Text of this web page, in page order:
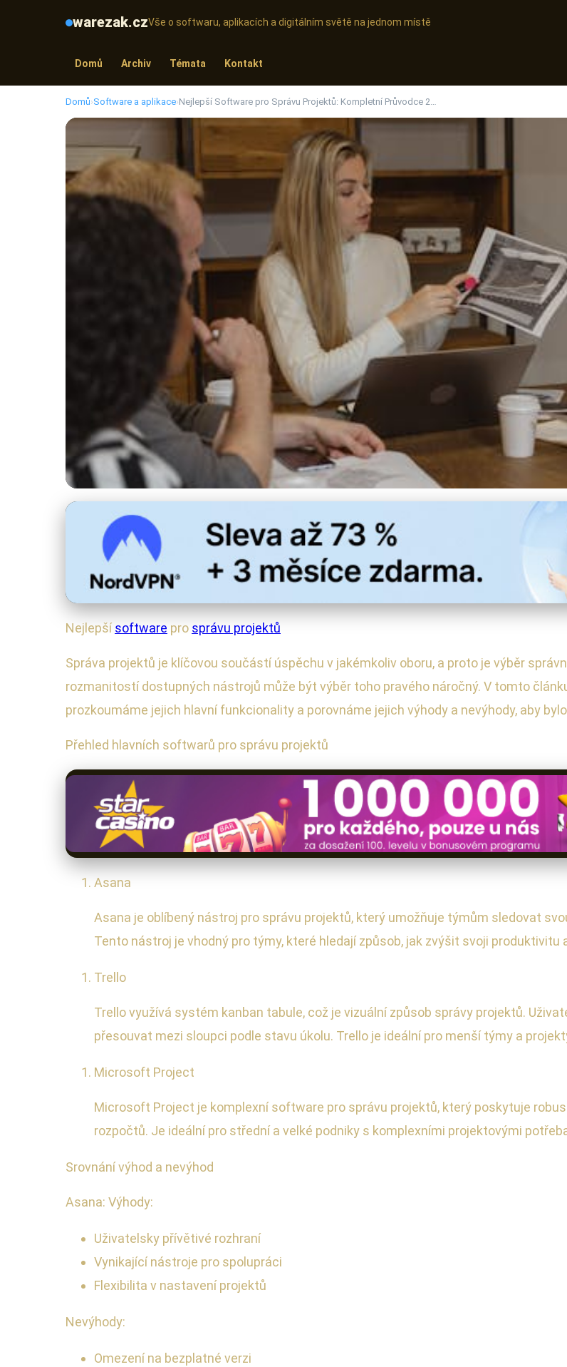
warezak.czVše o softwaru, aplikacích a digitálním světě na jednom místě
Domů Archiv Témata Kontakt
Domů›Software a aplikace›Nejlepší Software pro Správu Projektů: Kompletní Průvodce 2…
Software a aplikace
Nejlepší Software pro Správu Projektů:
22. 8. 2025 · 4 min čtení · Autor: Radek Kovář
Nejlepšísoftware pro správu projektů
Správa projektů je klíčovou součástí úspěchu v jakémkoliv oboru, a proto je výběr
rozmanitostí dostupných nástrojů může být výběr toho pravého náročný. V tomto
prozkoumáme jejich hlavní funkcionality a porovnáme jejich výhody a nevýhody, aby
Přehled hlavních softwarů pro správu projektů
Asana
Asana je oblíbený nástroj pro správu projektů, který umožňuje týmům sledovat
Tento nástroj je vhodný pro týmy, které hledají způsob, jak zvýšit svoji produktivitu
Trello
Trello využívá systém kanban tabule, což je vizuální způsob správy projektů.
přesouvat mezi sloupci podle stavu úkolu. Trello je ideální pro menší týmy a
Microsoft Project
Microsoft Project je komplexní software pro správu projektů, který poskytuje
rozpočtů. Je ideální pro střední a velké podniky s komplexními projektovými
Srovnání výhod a nevýhod
Asana: Výhody:
Uživatelsky přívětivé rozhraní
Vynikající nástroje pro spolupráci
Flexibilita v nastavení projektů
Nevýhody:
Omezení na bezplatné verzi